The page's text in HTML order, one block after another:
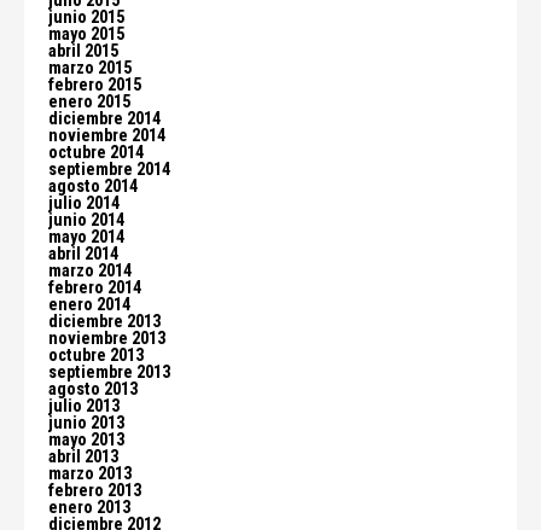
junio 2015
mayo 2015
abril 2015
marzo 2015
febrero 2015
enero 2015
diciembre 2014
noviembre 2014
octubre 2014
septiembre 2014
agosto 2014
julio 2014
junio 2014
mayo 2014
abril 2014
marzo 2014
febrero 2014
enero 2014
diciembre 2013
noviembre 2013
octubre 2013
septiembre 2013
agosto 2013
julio 2013
junio 2013
mayo 2013
abril 2013
marzo 2013
febrero 2013
enero 2013
diciembre 2012